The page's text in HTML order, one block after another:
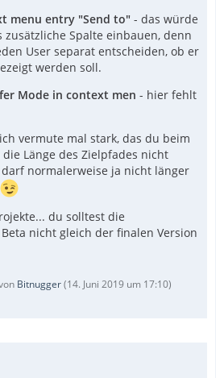
menu entry "Send to" - das würde
zusätzliche Spalte einbauen, denn
User separat entscheiden, ob er
werden soll.
Mode in context men - hier fehlt
vermute mal stark, das du beim
Länge des Zielpfades nicht
normalerweise ja nicht länger
du solltest die
nicht gleich der finalen Version
Bitnugger(14. Juni 2019 um 17:10)